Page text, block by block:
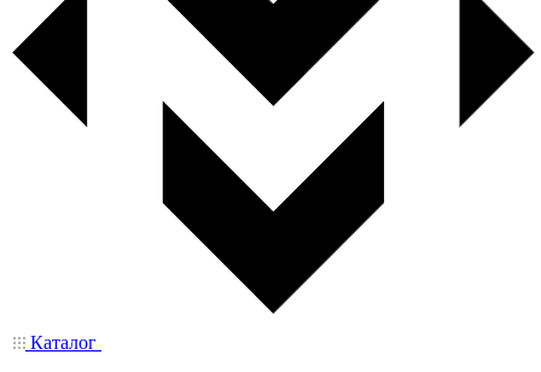
Каталог